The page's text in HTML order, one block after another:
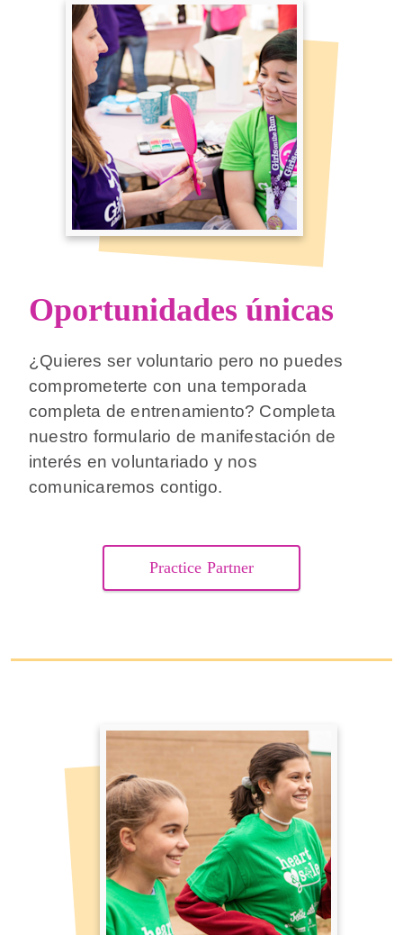
Oportunidades únicas
¿Quieres ser voluntario pero no puedes
comprometerte con una temporada
completa de entrenamiento? Completa
nuestro formulario de manifestación de
interés en voluntariado y nos
comunicaremos contigo.
Practice Partner